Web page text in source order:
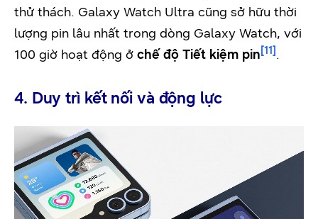
thử thách. Galaxy Watch Ultra cũng sở hữu thời
lượng pin lâu nhất trong dòng Galaxy Watch, với
100 giờ hoạt động ở chế độ Tiết kiệm pin[11].
4. Duy trì kết nối và động lực